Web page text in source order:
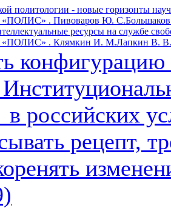
политологии - новые горизонты
«ПОЛИС» . Пивоваров Ю. С.
ресурсы на службе
«ПОЛИС» . Клямкин И. М.Лапкин В. В.
российских
рецепт,